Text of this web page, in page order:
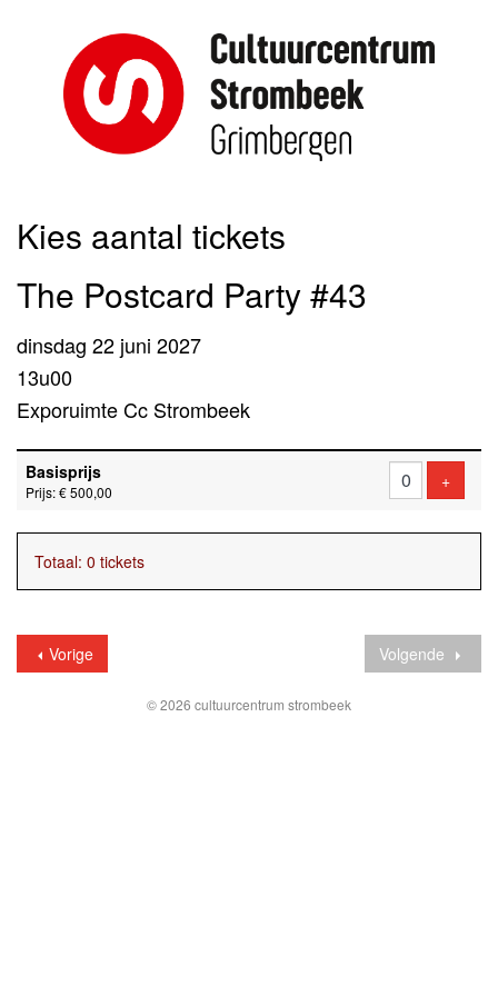
Kies aantal tickets
The Postcard Party #43
dinsdag 22 juni 2027
13u00
Exporuimte Cc Strombeek
Aantal
Basisprijs
Prijs: € 500,00
+Voeg
Totaal: 0 tickets
Vorige Volgende
© 2026 cultuurcentrum strombeek